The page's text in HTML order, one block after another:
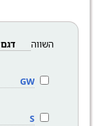
השווה דגם
GW
S